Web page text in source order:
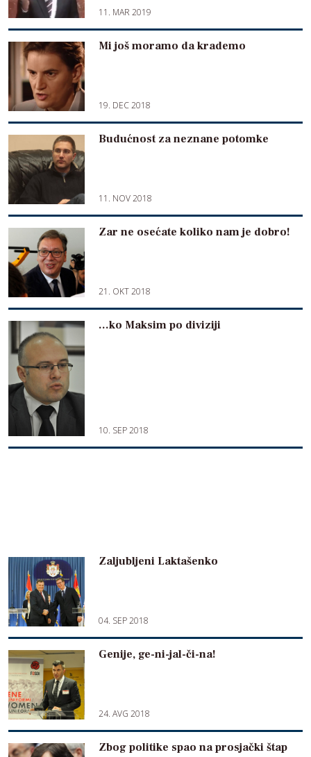
11. MAR 2019
Mi još moramo da krademo
19. DEC 2018
Budućnost za neznane potomke
11. NOV 2018
Zar ne osećate koliko nam je dobro!
21. OKT 2018
…ko Maksim po diviziji
10. SEP 2018
Zaljubljeni Laktašenko
04. SEP 2018
Genije, ge-ni-jal-či-na!
24. AVG 2018
Zbog politike spao na prosjački štap